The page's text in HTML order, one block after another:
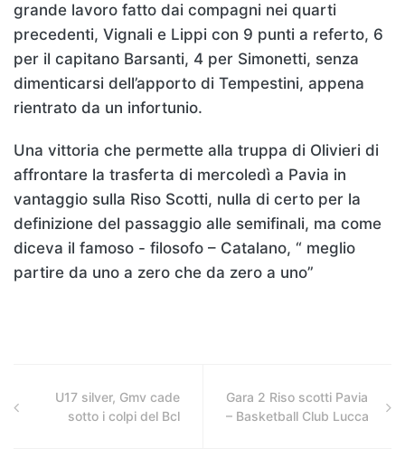
grande lavoro fatto dai compagni nei quarti
precedenti, Vignali e Lippi con 9 punti a referto, 6
per il capitano Barsanti, 4 per Simonetti, senza
dimenticarsi dell’apporto di Tempestini, appena
rientrato da un infortunio.
Una vittoria che permette alla truppa di Olivieri di
affrontare la trasferta di mercoledì a Pavia in
vantaggio sulla Riso Scotti, nulla di certo per la
definizione del passaggio alle semifinali, ma come
diceva il famoso - filosofo – Catalano, “ meglio
partire da uno a zero che da zero a uno”
U17 silver, Gmv cade
sotto i colpi del Bcl
Gara 2 Riso scotti Pavia
– Basketball Club Lucca